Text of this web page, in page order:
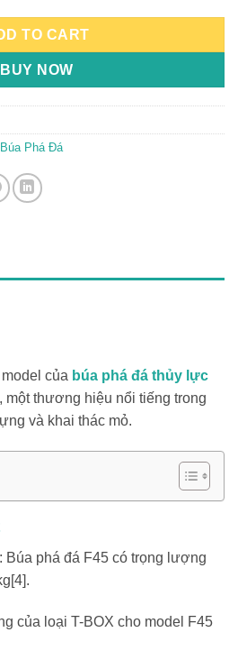
TO CART
BUY NOW
Búa Phá Đá
model của búa phá đá thủy lực
, một thương hiệu nổi tiếng trong
và khai thác mỏ.
: Búa phá đá F45 có trọng lượng
của loại T-BOX cho model F45